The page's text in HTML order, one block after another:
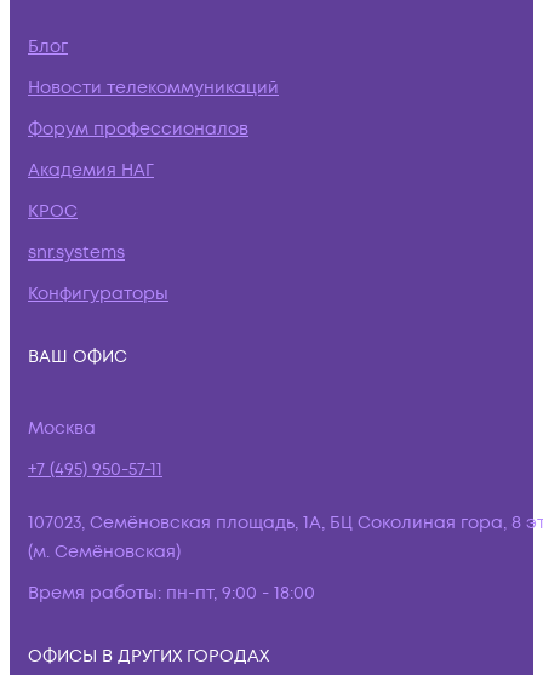
Блог
Новости телекоммуникаций
Форум профессионалов
Академия НАГ
КРОС
snr.systems
Конфигураторы
ВАШ ОФИС
Москва
+7 (495) 950-57-11
107023, Семёновская площадь, 1А, БЦ Соколиная гора, 8
(м. Семёновская)
Время работы: пн-пт, 9:00 - 18:00
ОФИСЫ В ДРУГИХ ГОРОДАХ